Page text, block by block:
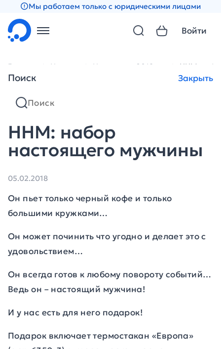
Мы работаем только с юридическими лицами
Поиск Закрыть
Войти
Главная Новости Новости за 2018 год ННМ:
ННМ: набор
настоящего мужчины
05.02.2018
Он пьет только черный кофе и только
большими кружками…
Он может починить что угодно и делает это с
удовольствием…
Он всегда готов к любому повороту событий…
Ведь он – настоящий мужчина!
И у нас есть для него подарок!
Подарок включает термостакан «Европа»